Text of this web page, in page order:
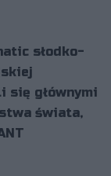
słodko-
się głównymi
świata,